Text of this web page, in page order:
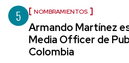
5 NOMBRAMIENTOS
Armando Martínez
Media Officer de
Colombia